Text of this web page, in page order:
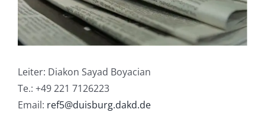
Leiter: Diakon Sayad Boyacian
Te.: +49 221 7126223
Email: ref5@duisburg.dakd.de